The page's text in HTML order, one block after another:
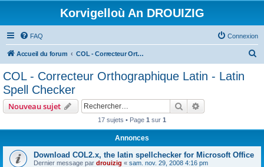
Korvigelloù An DROUIZIG
FAQ Connexion
Accueil du forum COL - Correcteur Orthographique Latin - Latin Spell Checker
COL - Correcteur Orthographique Latin - Latin
Spell Checker
Nouveau sujet Rechercher
17 sujets • Page 1 sur 1
Annonces
Download COL2.x, the latin spellchecker for Microsoft Office
Dernier message par drouizig « sam. nov. 29, 2008 4:16 pm